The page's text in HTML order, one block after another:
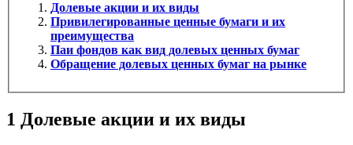
Долевые акции и их виды
Привилегированные ценные бумаги и их
преимущества
Паи фондов как вид долевых ценных бумаг
Обращение долевых ценных бумаг на рынке
1 Долевые акции и их виды